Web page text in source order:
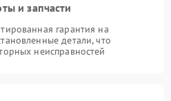
и запчасти
гарантия на
детали, что
неисправностей